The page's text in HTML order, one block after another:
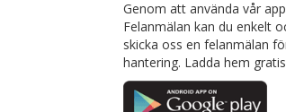
Genom att använda vår app
Felanmälan kan du enkelt
skicka oss en felanmälan
hantering. Ladda hem